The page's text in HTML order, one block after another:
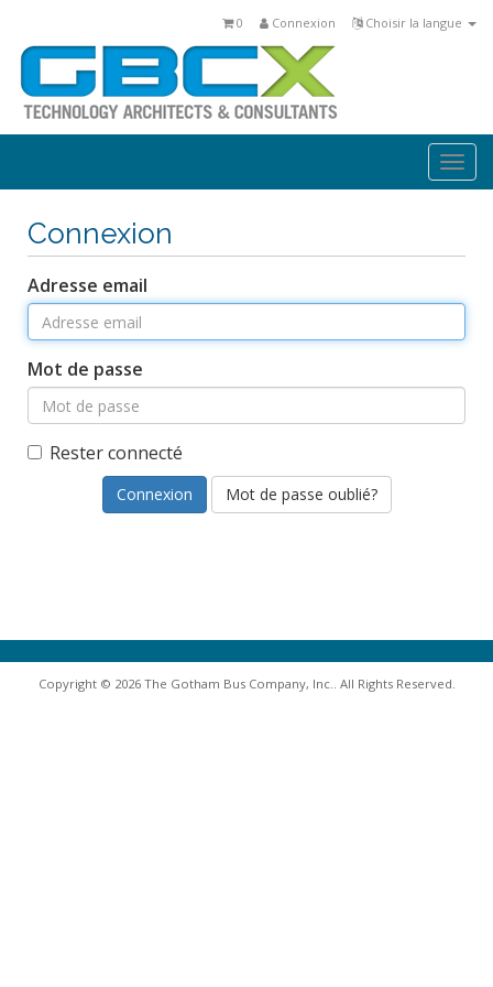
Choisir la langue
Connexion
0
Connexion
Adresse email
Mot de passe
Rester connecté
Mot de passe oublié?
Copyright © 2026 The Gotham Bus Company, Inc.. All Rights Reserved.